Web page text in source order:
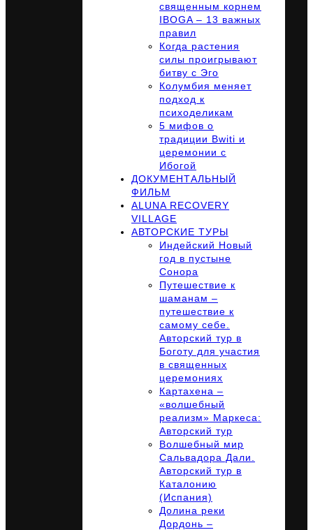
священным корнем
IBOGA – 13 важных
правил
Когда растения
силы проигрывают
битву с Эго
Колумбия меняет
подход к
психоделикам
5 мифов о
традиции Bwiti и
церемонии с
Ибогой
ДОКУМЕНТАЛЬНЫЙ
ФИЛЬМ
ALUNA RECOVERY
VILLAGE
АВТОРСКИЕ ТУРЫ
Индейский Новый
год в пустыне
Сонора
Путешествие к
шаманам –
путешествие к
самому себе.
Авторский тур в
Боготу для участия
в священных
церемониях
Картахена –
«волшебный
реализм» Маркеса:
Авторский тур
Волшебный мир
Сальвадора Дали.
Авторский тур в
Каталонию
(Испания)
Долина реки
Дордонь –